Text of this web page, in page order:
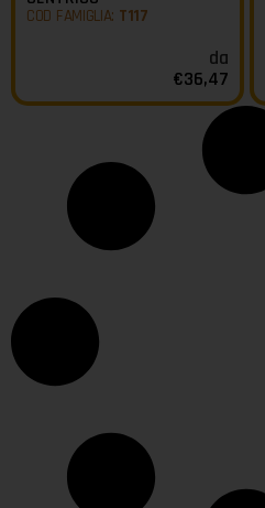
COD FAMIGLIA: T117
da
€36,47